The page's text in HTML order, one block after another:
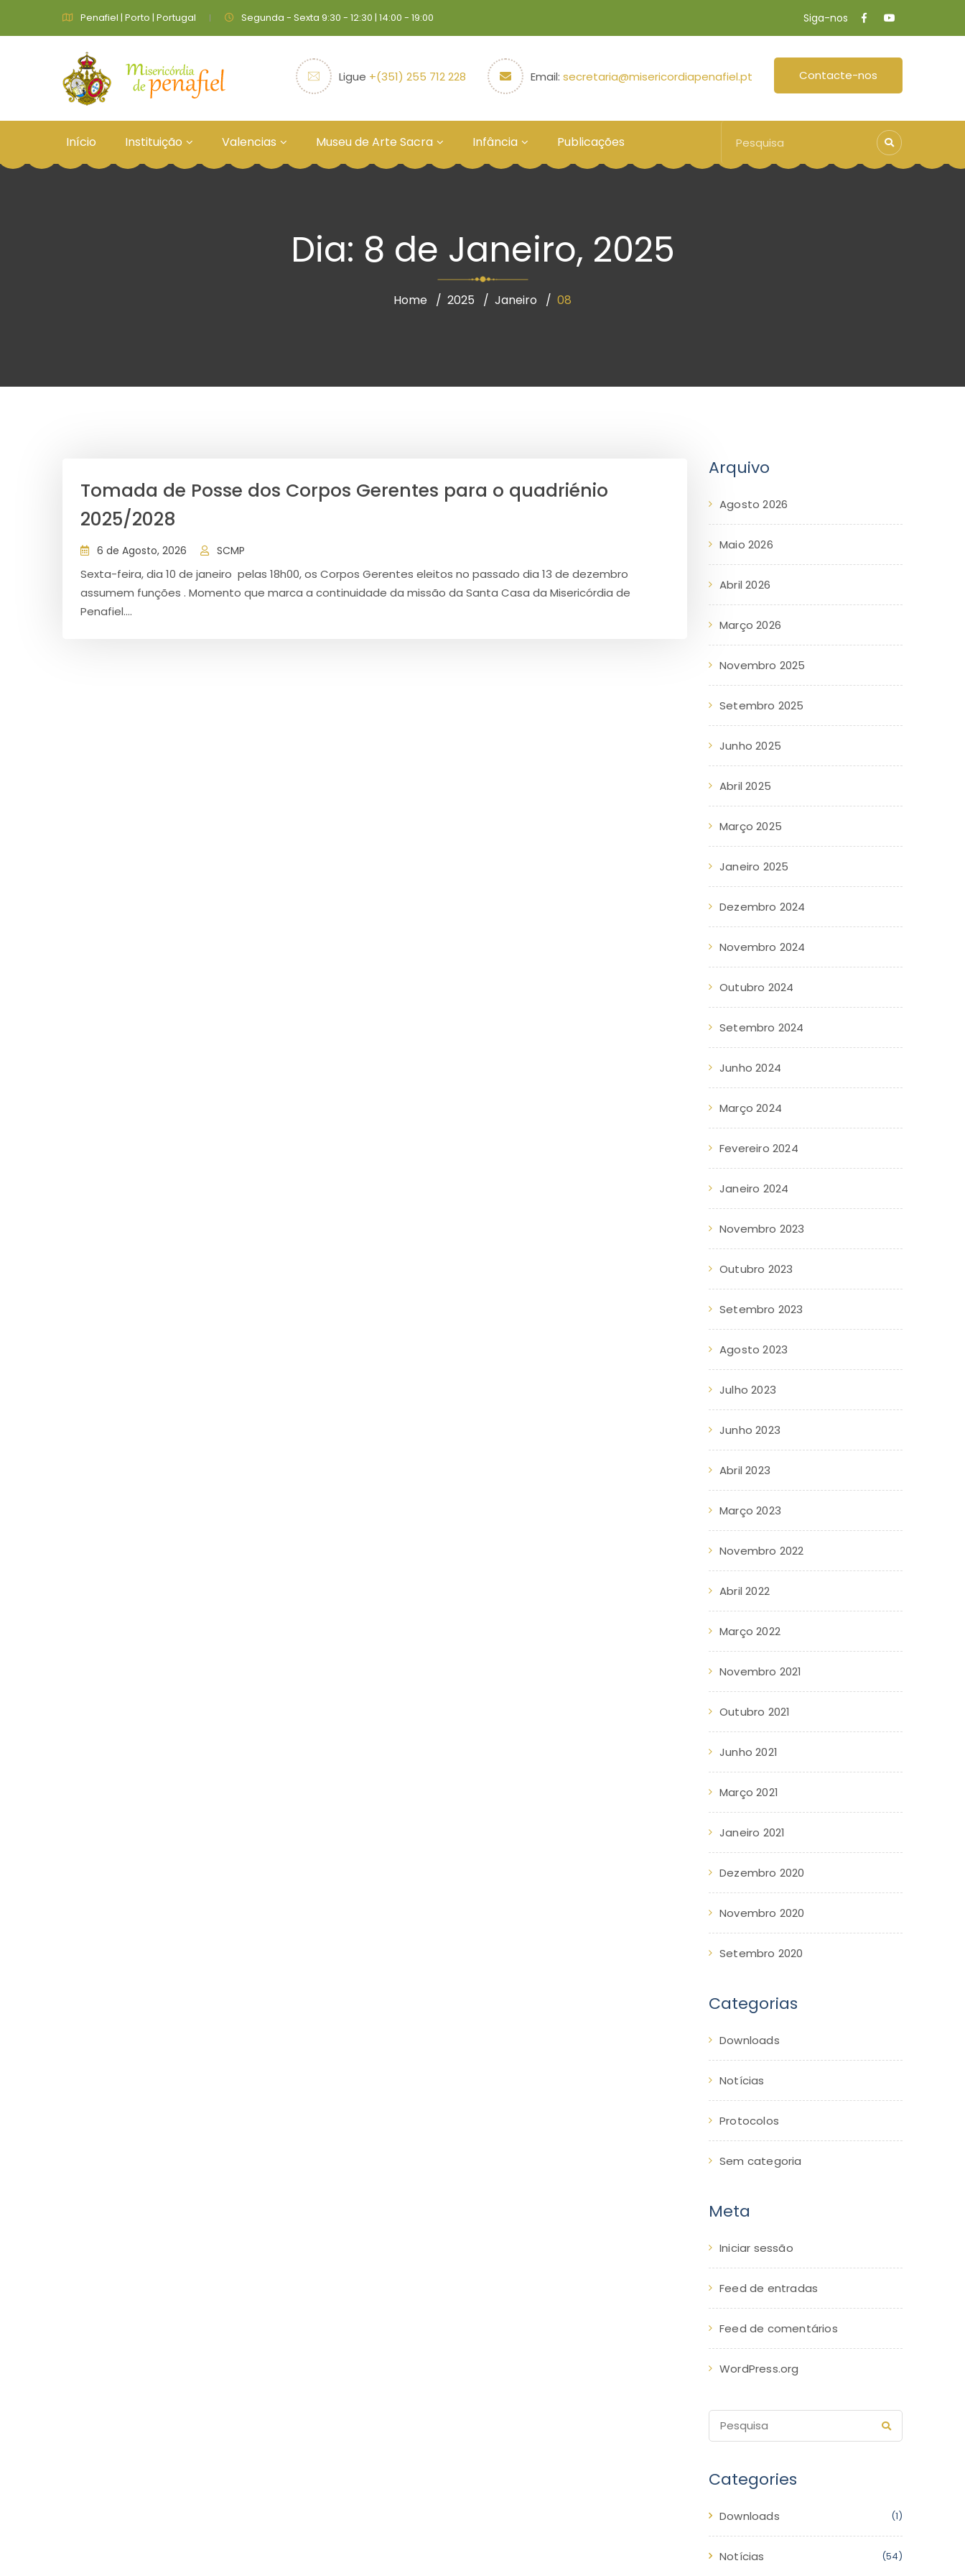
Penafiel | Porto | Portugal Segunda - Sexta 9:30 - 12:30 | 14:00 - 19:00 Siga-nos
Ligue +(351) 255 712 228 Email: secretaria@misericordiapenafiel.pt Contacte-nos
Início Instituição Valencias Museu de Arte Sacra Infância Publicações
Dia: 8 de Janeiro, 2025
Home 2025 Janeiro 08
Tomada de Posse dos Corpos Gerentes para o quadriénio
2025/2028
6 de Agosto, 2026 SCMP
Sexta-feira, dia 10 de janeiro pelas 18h00, os Corpos Gerentes eleitos no passado dia 13 de dezembro
assumem funções . Momento que marca a continuidade da missão da Santa Casa da Misericórdia de
Penafiel....
Arquivo
Agosto 2026
Maio 2026
Abril 2026
Março 2026
Novembro 2025
Setembro 2025
Junho 2025
Abril 2025
Março 2025
Janeiro 2025
Dezembro 2024
Novembro 2024
Outubro 2024
Setembro 2024
Junho 2024
Março 2024
Fevereiro 2024
Janeiro 2024
Novembro 2023
Outubro 2023
Setembro 2023
Agosto 2023
Julho 2023
Junho 2023
Abril 2023
Março 2023
Novembro 2022
Abril 2022
Março 2022
Novembro 2021
Outubro 2021
Junho 2021
Março 2021
Janeiro 2021
Dezembro 2020
Novembro 2020
Setembro 2020
Categorias
Downloads
Notícias
Protocolos
Sem categoria
Meta
Iniciar sessão
Feed de entradas
Feed de comentários
WordPress.org
Categories
Downloads (1)
Notícias (54)